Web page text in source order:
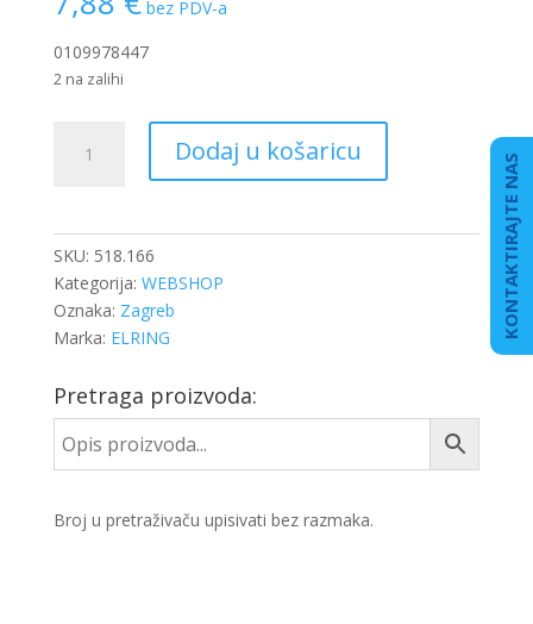
bez PDV-a
0109978447
2 na zalihi
115X140X13
Dodaj u košaricu
SKU: 518.166
Kategorija: WEBSHOP
Oznaka: Zagreb
Marka: ELRING
Pretraga proizvoda:
Broj u pretraživaču upisivati bez razmaka.
KONTAKTIRAJTE NAS